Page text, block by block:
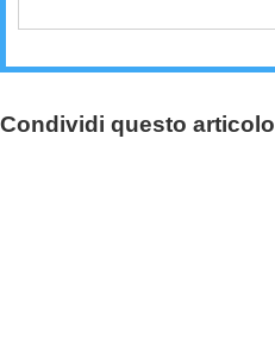
Condividi questo articolo